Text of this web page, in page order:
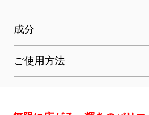
成分
ご使用方法